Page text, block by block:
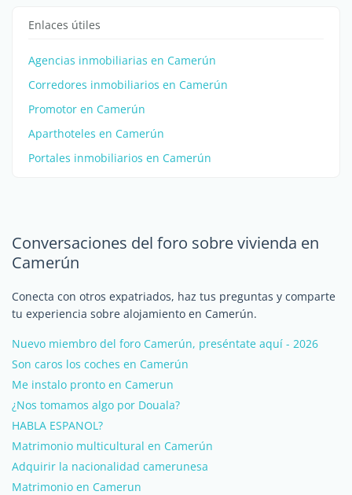
Enlaces útiles
Agencias inmobiliarias en Camerún
Corredores inmobiliarios en Camerún
Promotor en Camerún
Aparthoteles en Camerún
Portales inmobiliarios en Camerún
Conversaciones del foro sobre vivienda en
Camerún
Conecta con otros expatriados, haz tus preguntas y comparte
tu experiencia sobre alojamiento en Camerún.
Nuevo miembro del foro Camerún, preséntate aquí - 2026
Son caros los coches en Camerún
Me instalo pronto en Camerun
¿Nos tomamos algo por Douala?
HABLA ESPANOL?
Matrimonio multicultural en Camerún
Adquirir la nacionalidad camerunesa
Matrimonio en Camerun